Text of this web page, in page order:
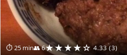
⏱ 25 min👥 6★★★★☆ 4.33 (3)